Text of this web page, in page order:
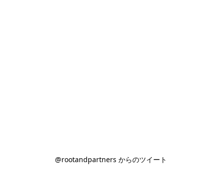
@rootandpartners からのツイート